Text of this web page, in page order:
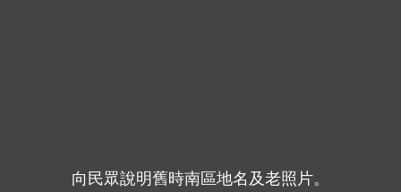
向民眾說明舊時南區地名及老照片。